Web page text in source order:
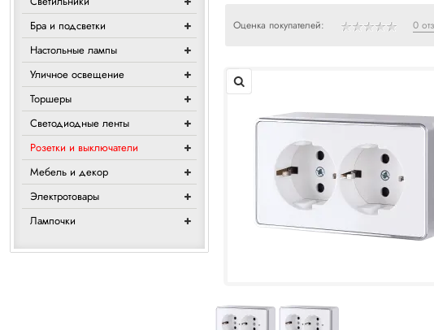
Бра и подсветки
Настольные лампы
Уличное освещение
Торшеры
Светодиодные ленты
Розетки и выключатели
Мебель и декор
Электротовары
Лампочки
Оценка покупателей: 0